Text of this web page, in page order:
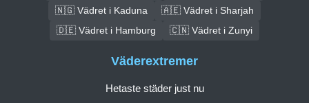
🇳🇬 Vädret i Kaduna
🇦🇪 Vädret i Sharjah
🇩🇪 Vädret i Hamburg
🇨🇳 Vädret i Zunyi
Väderextremer
Hetaste städer just nu